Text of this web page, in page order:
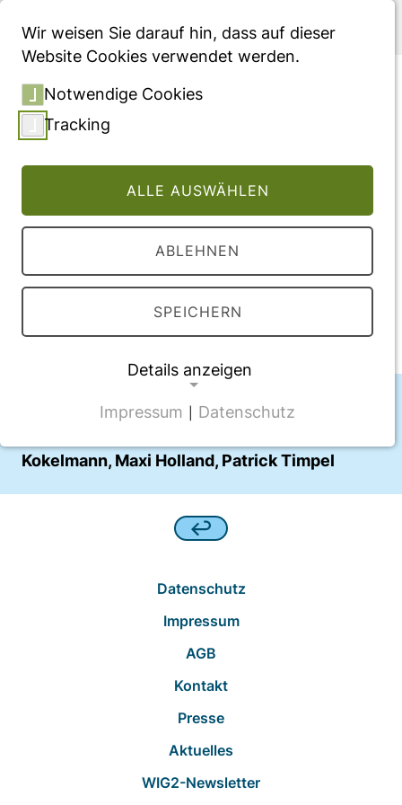
Menü
Digitalisierung in der
Diabetologie — Realität,
Herausforderung, Vision
Vollversion des Beitrages
10.1007/s15034-019-1447-0
Veröffentlichung
Autor:innen
Kokelmann, Maxi Holland, Patrick Timpel
Datenschutz
Impressum
AGB
Kontakt
Presse
Aktuelles
WIG2-Newsletter
Wir weisen Sie darauf hin, dass auf dieser
Website Cookies verwendet werden.
Notwendige Cookies
Tracking
ALLE AUSWÄHLEN
ABLEHNEN
SPEICHERN
Details anzeigen
NOTWENDIGE COOKIES
CMS Cookie
Name:
Frontend Benutzer Identifizierung
Wir werten das Nutzerverhalten mit
Impressum Datenschutz